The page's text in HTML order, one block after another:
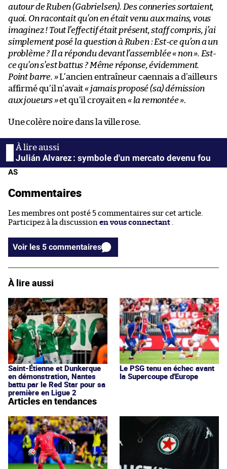
autour de Ruben (Gabrielsen). Des conneries sortaient,
quoi. On racontait qu’on en était venu aux mains, vous
imaginez ! Tout l’effectif était présent, staff compris, j’ai
simplement posé la question à Ruben : Est-ce qu’on a un
problème ? Il a répondu devant l’assemblée « non ». Est-
ce qu’on s’est battus ? Même réponse, évidemment.
Point barre. »L’ancien entraîneur caennais a d’ailleurs
affirmé qu’il n’avait« jamais proposé (sa) démission
aux joueurs »et qu’il croyait en « la remontée ».
Une colère noire dans la ville rose.
Julián Alvarez : symbole d'un mercato devenu fou
AS
Commentaires
Les membres ont posté 5 commentaires sur cet article.
Participez à la discussion en vous connectant
Voir les 5 commentaires
À lire aussi
Saint-Étienne et Dunkerque
en démonstration, Nantes
battu par le Red Star pour sa
première en Ligue 2
Le PSG tenu en échec avant
la Supercoupe d'Europe
Articles en tendances